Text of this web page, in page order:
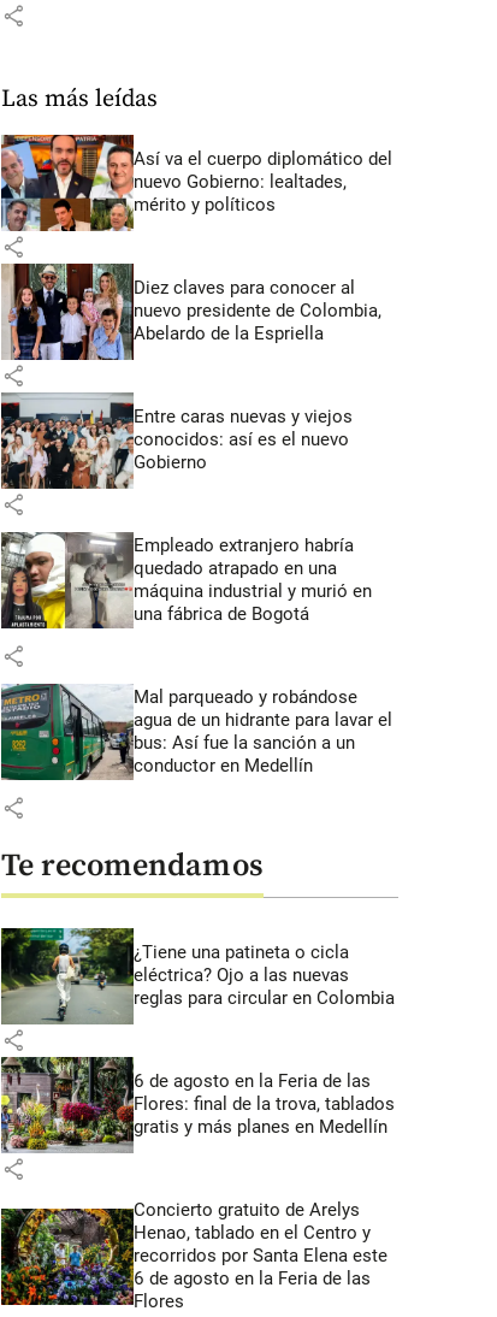
share
Las más leídas
Así va el cuerpo diplomático del
nuevo Gobierno: lealtades,
mérito y políticos
share
Diez claves para conocer al
nuevo presidente de Colombia,
Abelardo de la Espriella
share
Entre caras nuevas y viejos
conocidos: así es el nuevo
Gobierno
share
Empleado extranjero habría
quedado atrapado en una
máquina industrial y murió en
una fábrica de Bogotá
share
Mal parqueado y robándose
agua de un hidrante para lavar el
bus: Así fue la sanción a un
conductor en Medellín
share
Te recomendamos
¿Tiene una patineta o cicla
eléctrica? Ojo a las nuevas
reglas para circular en Colombia
share
6 de agosto en la Feria de las
Flores: final de la trova, tablados
gratis y más planes en Medellín
share
Concierto gratuito de Arelys
Henao, tablado en el Centro y
recorridos por Santa Elena este
6 de agosto en la Feria de las
Flores